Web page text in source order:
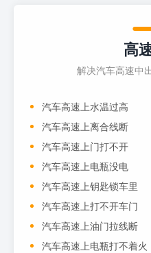
高
解决汽车高速中
汽车高速上水温过高
汽车高速上离合线断
汽车高速上门打不开
汽车高速上电瓶没电
汽车高速上钥匙锁车里
汽车高速上打不开车门
汽车高速上油门拉线断
汽车高速上电瓶打不着火